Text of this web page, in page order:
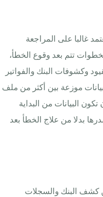
غالبا على المراجعة
تتم بعد وقوع الخطأ،
وكشوفات البنك والفواتير
موزعة بين أكثر من ملف
البيانات من البداية
بدلا من علاج الخطأ بعد
كشف البنك والسجلات